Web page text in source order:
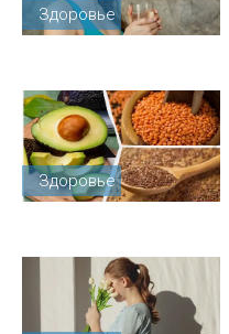
Здоровье
Здоровье